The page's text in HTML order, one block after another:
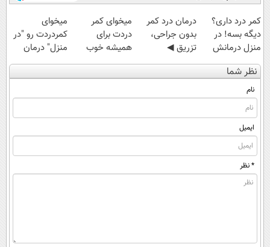
کمر درد داری؟
دیگه بسه! در
منزل درمانش
کن
(◀پرسش‌نامه)
درمان درد کمر
بدون جراحی،
تزریق ◀
پرسش‌نامه رو پر
کن ▶
میخوای کمر
دردت برای
همیشه خوب
شه؟ ◀
پرسش‌نامه رو پر
میخوای
کمردردت رو "در
منزل" درمان
کنی؟ (◂فیلم +
◂پرسش‌نامه)
نظر شما
نام
ایمیل
* نظر